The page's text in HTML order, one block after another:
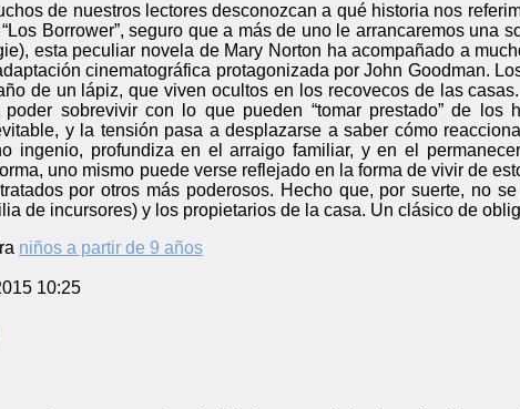
de nuestros lectores desconozcan a qué historia nos
Borrower”, seguro que a más de uno le arrancaremos una
esta peculiar novela de Mary Norton ha acompañado a
cinematográfica protagonizada por John Goodman.
de un lápiz, que viven ocultos en los recovecos de las
sobrevivir con lo que pueden “tomar prestado” de
y la tensión pasa a desplazarse a saber cómo
ingenio, profundiza en el arraigo familiar, y en el
uno mismo puede verse reflejado en la forma de vivir de
por otros más poderosos. Hecho que, por suerte, no
de incursores) y los propietarios de la casa. Un clásico de
niños a partir de 9 años
10:25